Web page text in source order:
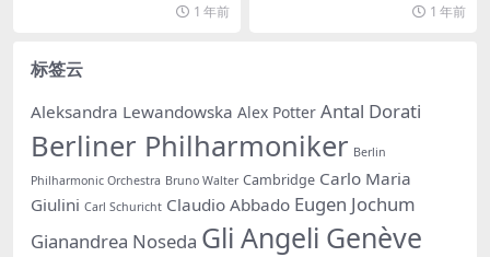
1 年前
1 年前
标签云
Aleksandra Lewandowska Alex Potter Antal Dorati
Berliner Philharmoniker Berlin
Philharmonic Orchestra Bruno Walter Cambridge Carlo Maria
Giulini Carl Schuricht Claudio Abbado Eugen Jochum
Gianandrea Noseda Gli Angeli Genève